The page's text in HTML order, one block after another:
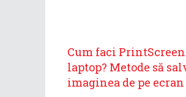
Cum faci PrintScreen
laptop? Metode să
imaginea de pe ecran